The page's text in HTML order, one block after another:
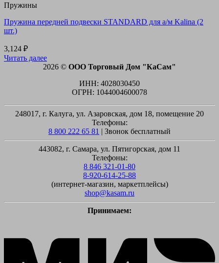
Пружины
Пружина передней подвески STANDARD для а/м Kalina (2
шт.)
3,124 ₽
Читать далее
2026 © ООО Торговый Дом "КаСам"
ИНН: 4028030450
ОГРН: 1044004600078
248017, г. Калуга, ул. Азаровская, дом 18, помещение 20
Телефоны:
8 800 222 65 81 | Звонок бесплатный
443082, г. Самара, ул. Пятигорская, дом 11
Телефоны:
8 846 321-01-80
8-920-614-25-88
(интернет-магазин, маркетплейсы)
shop@kasam.ru
Принимаем: